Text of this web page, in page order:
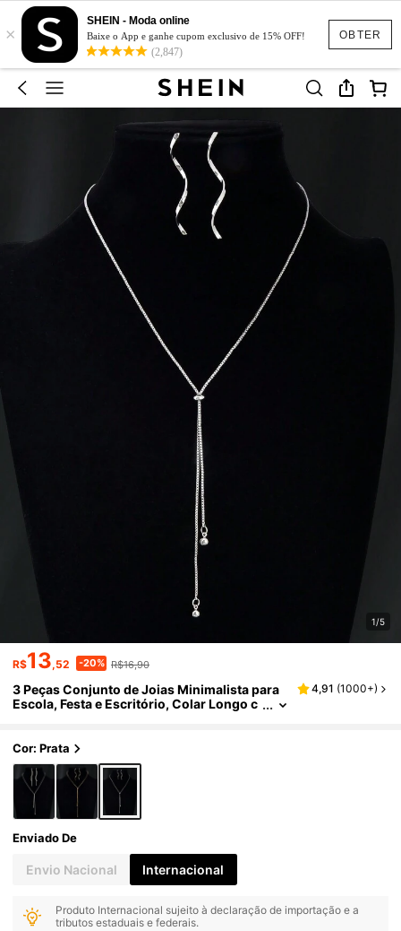
OBTER
×
SHEIN - Moda online
Baixe o App e ganhe cupom exclusivo de 15% OFF!
(2,847)
1/5
R$13,52 -20% R$16,90
3 Peças Conjunto de Joias Minimalista para
Escola, Festa e Escritório, Colar Longo c
4,91 (1000+)
Cor: Prata
Enviado De
Envio Nacional Internacional
Produto Internacional sujeito à declaração de importação e a
tributos estaduais e federais.